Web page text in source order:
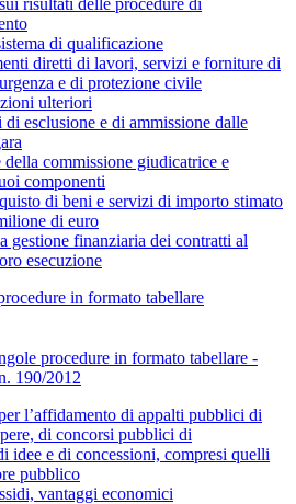
di qualificazione
diretti di lavori, servizi e forniture di
e di protezione civile
ulteriori
esclusione e di ammissione dalle
commissione giudicatrice e
componenti
di beni e servizi di importo stimato
di euro
gestione finanziaria dei contratti al
esecuzione
in formato tabellare
procedure in formato tabellare -
190/2012
l’affidamento di appalti pubblici di
di concorsi pubblici di
idee e di concessioni, compresi quelli
pubblico
vantaggi economici